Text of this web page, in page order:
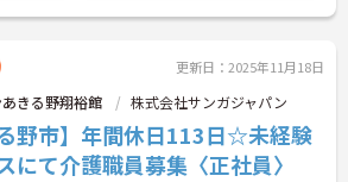
更新日：2025年11月18日
きる野翔裕館 株式会社サンガジャパン
る野市】年間休日113日☆未経験
にて介護職員募集〈正社員〉